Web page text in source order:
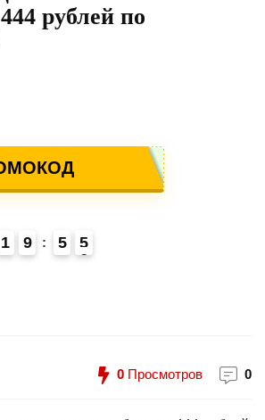
рублей по
1 9 5
5
0 Просмотров 0